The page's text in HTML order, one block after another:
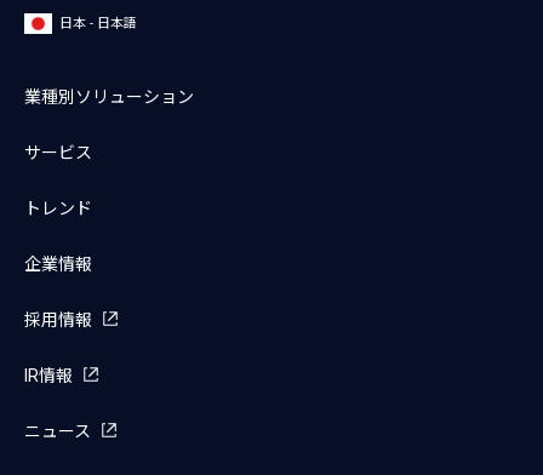
日本 - 日本語
業種別ソリューション
サービス
トレンド
企業情報
採用情報
IR情報
ニュース